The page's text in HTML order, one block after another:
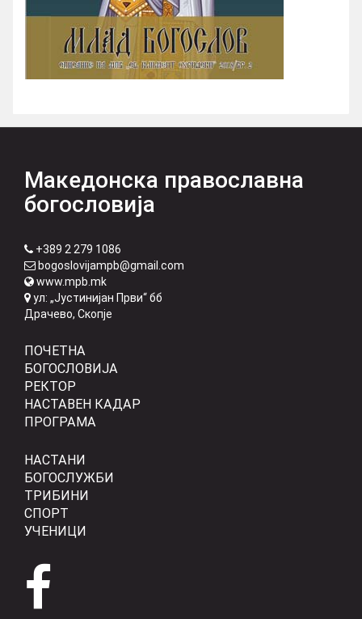
Македонска православна
богословија
+389 2 279 1086
bogoslovijampb@gmail.com
www.mpb.mk
ул: „Јустинијан Први“ бб
Драчево, Скопје
ПОЧЕТНА
БОГОСЛОВИЈА
РЕКТОР
НАСТАВЕН КАДАР
ПРОГРАМА
НАСТАНИ
БОГОСЛУЖБИ
ТРИБИНИ
СПОРТ
УЧЕНИЦИ